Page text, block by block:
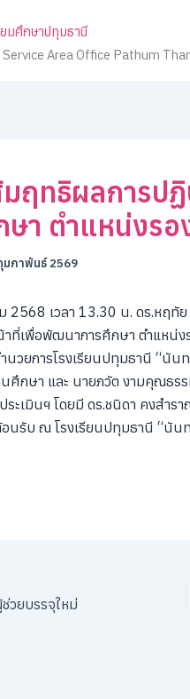
มศึกษาปทุมธานี
Area Office Pathum
มฤทธิผลการป
า ตำแหน่งรอ
มภาพันธ์ 2569
เวลา 13.30 น. ดร.หฤทั
ที่เพื่อพัฒนาการศึกษา ตำแหน่ง
วยการโรงเรียนปทุมธานี “นัน
กษา และ นายภวัต งามคุณธร
ระเมินฯ โดยมี ดร.ชนิดา คงสำ
อนรับ ณ โรงเรียนปทุมธานี “นั
วยบรรจุใหม่